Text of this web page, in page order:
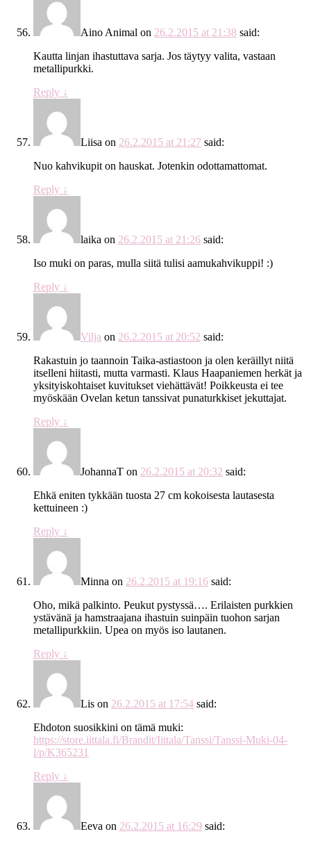
Aino Animal on 26.2.2015 at 21:38 said:
Kautta linjan ihastuttava sarja. Jos täytyy valita, vastaan
metallipurkki.
Reply ↓
Liisa on 26.2.2015 at 21:27 said:
Nuo kahvikupit on hauskat. Jotenkin odottamattomat.
Reply ↓
laika on 26.2.2015 at 21:26 said:
Iso muki on paras, mulla siitä tulisi aamukahvikuppi! :)
Reply ↓
Vilja on 26.2.2015 at 20:52 said:
Rakastuin jo taannoin Taika-astiastoon ja olen keräillyt niitä
itselleni hiitasti, mutta varmasti. Klaus Haapaniemen herkät ja
yksityiskohtaiset kuvitukset viehättävät! Poikkeusta ei tee
myöskään Ovelan ketun tanssivat punaturkkiset jekuttajat.
Reply ↓
JohannaT on 26.2.2015 at 20:32 said:
Ehkä eniten tykkään tuosta 27 cm kokoisesta lautasesta
kettuineen :)
Reply ↓
Minna on 26.2.2015 at 19:16 said:
Oho, mikä palkinto. Peukut pystyssä…. Erilaisten purkkien
ystävänä ja hamstraajana ihastuin suinpäin tuohon sarjan
metallipurkkiin. Upea on myös iso lautanen.
Reply ↓
Lis on 26.2.2015 at 17:54 said:
Ehdoton suosikkini on tämä muki:
https://store.iittala.fi/Brandit/Iittala/Tanssi/Tanssi-Muki-04-
l/p/K365231
Reply ↓
Eeva on 26.2.2015 at 16:29 said: